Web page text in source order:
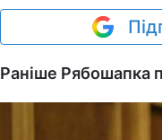
Раніше Рябошапка